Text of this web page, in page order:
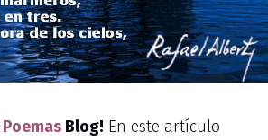
Poemas Blog! En este artículo